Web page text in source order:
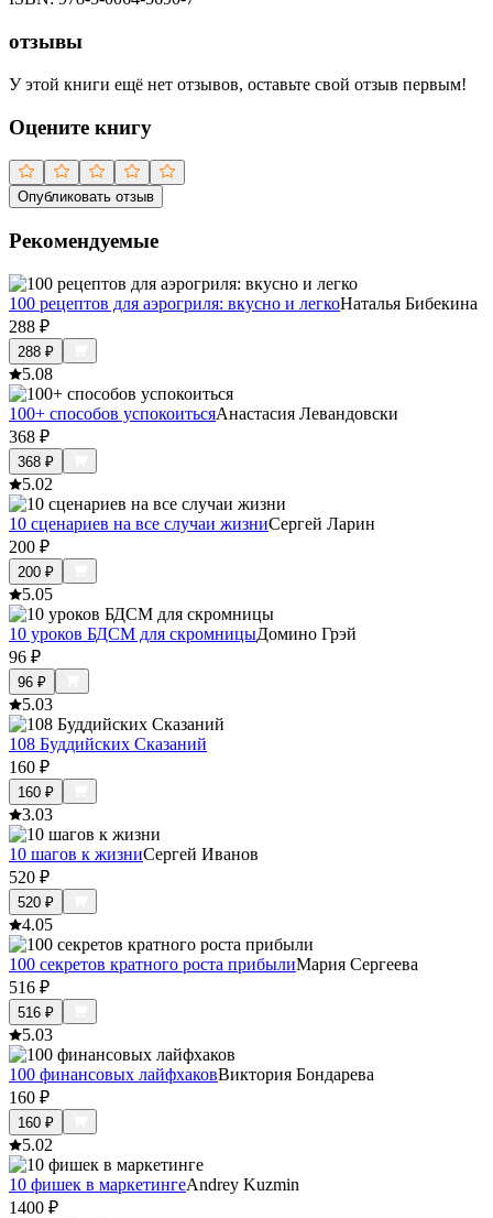
отзывы
У этой книги ещё нет отзывов, оставьте свой отзыв первым!
Оцените книгу
Опубликовать отзыв
Рекомендуемые
100 рецептов для аэрогриля: вкусно и легкоНаталья Бибекина
288 ₽
288 ₽
5.08
100+ способов успокоитьсяАнастасия Левандовски
368 ₽
368 ₽
5.02
10 сценариев на все случаи жизниСергей Ларин
200 ₽
200 ₽
5.05
10 уроков БДСМ для скромницыДомино Грэй
96 ₽
96 ₽
5.03
108 Буддийских Сказаний
160 ₽
160 ₽
3.03
10 шагов к жизниСергей Иванов
520 ₽
520 ₽
4.05
100 секретов кратного роста прибылиМария Сергеева
516 ₽
516 ₽
5.03
100 финансовых лайфхаковВиктория Бондарева
160 ₽
160 ₽
5.02
10 фишек в маркетингеAndrey Kuzmin
1400 ₽